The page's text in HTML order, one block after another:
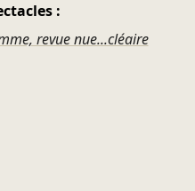
:
revue nue...cléaire